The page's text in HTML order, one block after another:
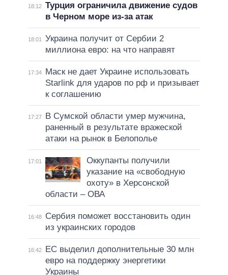
18:12 Турция ограничила движение судов
в Черном море из-за атак
18:01
Украина получит от Сербии 2
миллиона евро: на что направят
17:34
Маск не дает Украине использовать
Starlink для ударов по рф и призывает
к соглашению
17:27
В Сумской области умер мужчина,
раненный в результате вражеской
атаки на рынок в Белополье
17:01
Оккупанты получили
указание на «свободную
охоту» в Херсонской
области – ОВА
16:48
Сербия поможет восстановить один
из украинских городов
16:42
ЕС выделил дополнительные 30 млн
евро на поддержку энергетики
Украины